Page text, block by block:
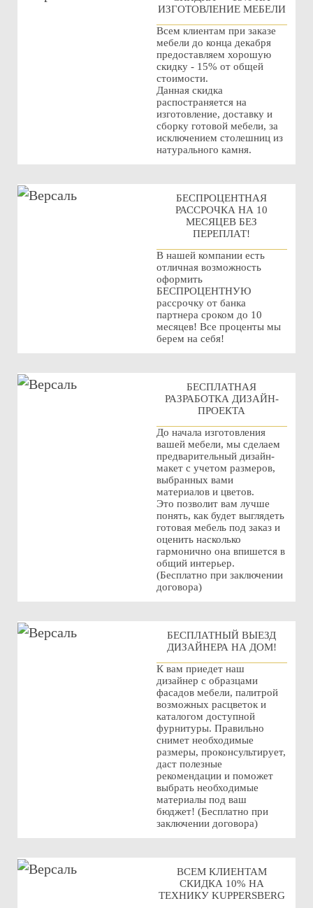
ИЗГОТОВЛЕНИЕ МЕБЕЛИ
Всем клиентам при заказе
мебели до конца декабря
предоставляем хорошую
скидку - 15% от общей
стоимости.
Данная скидка
распостраняется на
изготовление, доставку и
сборку готовой мебели, за
исключением столешниц из
натурального камня.
БЕСПРОЦЕНТНАЯ
РАССРОЧКА НА 10
МЕСЯЦЕВ БЕЗ
ПЕРЕПЛАТ!
В нашей компании есть
отличная возможность
оформить
БЕСПРОЦЕНТНУЮ
рассрочку от банка
партнера сроком до 10
месяцев! Все проценты мы
берем на себя!
БЕСПЛАТНАЯ
РАЗРАБОТКА ДИЗАЙН-
ПРОЕКТА
До начала изготовления
вашей мебели, мы сделаем
предварительный дизайн-
макет с учетом размеров,
выбранных вами
материалов и цветов.
Это позволит вам лучше
понять, как будет выглядеть
готовая мебель под заказ и
оценить насколько
гармонично она впишется в
общий интерьер.
(Бесплатно при заключении
договора)
БЕСПЛАТНЫЙ ВЫЕЗД
ДИЗАЙНЕРА НА ДОМ!
К вам приедет наш
дизайнер с образцами
фасадов мебели, палитрой
возможных расцветок и
каталогом доступной
фурнитуры. Правильно
снимет необходимые
размеры, проконсультирует,
даст полезные
рекомендации и поможет
выбрать необходимые
материалы под ваш
бюджет! (Бесплатно при
заключении договора)
ВСЕМ КЛИЕНТАМ
СКИДКА 10% НА
ТЕХНИКУ KUPPERSBERG